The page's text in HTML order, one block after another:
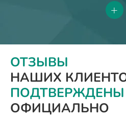
+
ОТЗЫВЫ
НАШИХ
ПОДТВЕРЖДЕНЫ
ОФИЦИАЛЬНО